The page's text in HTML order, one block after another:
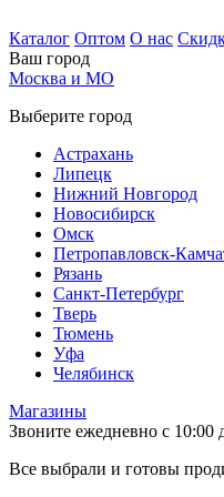
Каталог Оптом О нас
Ваш город
Москва и МО
Выберите город
Астрахань
Липецк
Нижний Новгород
Новосибирск
Омск
Петропавловск-
Рязань
Санкт-Петербург
Тверь
Тюмень
Уфа
Челябинск
Магазины
Звоните ежедневно с 10:00
Все выбрали и готовы